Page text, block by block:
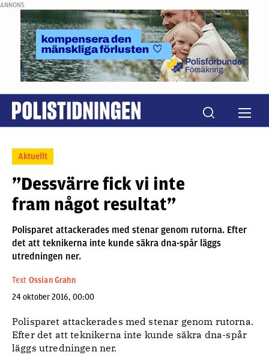
ANNONS
Aktuellt
”Dessvärre fick vi inte
fram något resultat”
Polisparet attackerades med stenar genom rutorna. Efter
det att teknikerna inte kunde säkra dna-spår läggs
utredningen ner.
Text Ossian Grahn
24 oktober 2016, 00:00
Polisparet attackerades med stenar genom rutorna.
Efter det att teknikerna inte kunde säkra dna-spår
läggs utredningen ner.